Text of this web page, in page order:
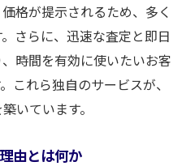
格が提示されるため、多く
さらに、迅速な査定と即日
時間を有効に使いたいお客
これら独自のサービスが、
いています。
由とは何か